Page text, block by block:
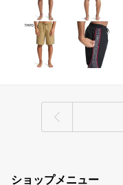
ショップメニュー